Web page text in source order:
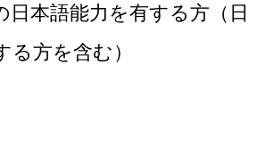
本語能力を有する方（日
る方を含む）